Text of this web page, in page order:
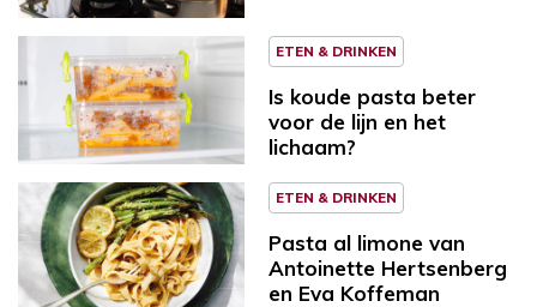
ETEN & DRINKEN
Is koude pasta beter
voor de lijn en het
lichaam?
ETEN & DRINKEN
Pasta al limone van
Antoinette Hertsenberg
en Eva Koffeman